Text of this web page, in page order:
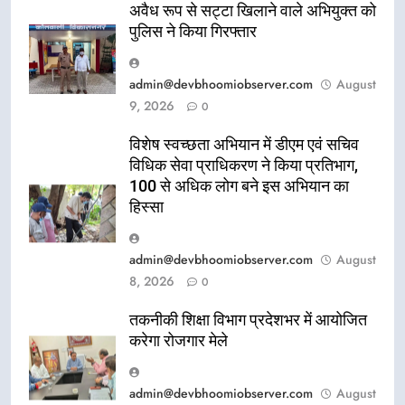
अवैध रूप से सट्टा खिलाने वाले अभियुक्त को
पुलिस ने किया गिरफ्तार
admin@devbhoomiobserver.com
August
9, 2026
0
विशेष स्वच्छता अभियान में डीएम एवं सचिव
विधिक सेवा प्राधिकरण ने किया प्रतिभाग,
100 से अधिक लोग बने इस अभियान का
हिस्सा
admin@devbhoomiobserver.com
August
8, 2026
0
तकनीकी शिक्षा विभाग प्रदेशभर में आयोजित
करेगा रोजगार मेले
admin@devbhoomiobserver.com August